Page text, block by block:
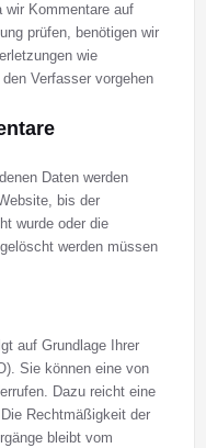
wir Kommentare auf
prüfen, benötigen wir
wie
Verfasser vorgehen
Daten werden
bis der
wurde oder die
werden müssen
auf Grundlage Ihrer
Sie können eine von
Dazu reicht eine
Rechtmäßigkeit der
bleibt vom